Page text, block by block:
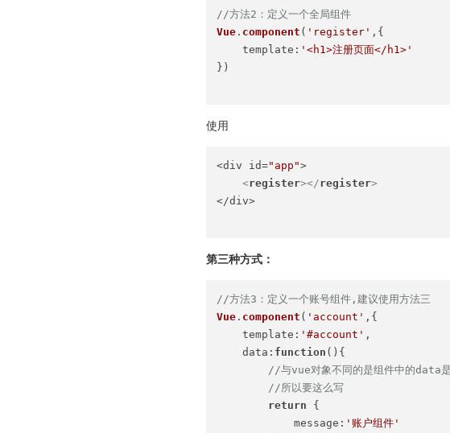
//方法2：定义一个全局组件
Vue . component ( 'register' ,{
template : '<h1>注册页面</h1>'
})
使用
<div id="app">
<register></register>
</div>
第三种方式：
//方法3：定义一个账号组件,建议使用方法三
Vue . component ( 'account' ,{
template : '#account' ,
data : function ( ){
//与vue对象不同的是组件中的
//所以要这么写
return {
message : '账户组件'